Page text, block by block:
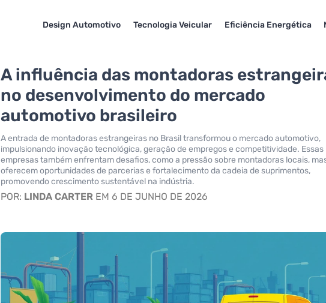
Design Automotivo Tecnologia Veicular Eficiência Energética
A influência das montadoras
no desenvolvimento do mercado
automotivo brasileiro
A entrada de montadoras estrangeiras no Brasil transformou o mercado automotivo,
impulsionando inovação tecnológica, geração de empregos e competitividade. Essas
empresas também enfrentam desafios, como a pressão sobre montadoras locais,
oferecem oportunidades de parcerias e fortalecimento da cadeia de suprimentos,
promovendo crescimento sustentável na indústria.
POR: LINDA CARTER EM 6 DE JUNHO DE 2026